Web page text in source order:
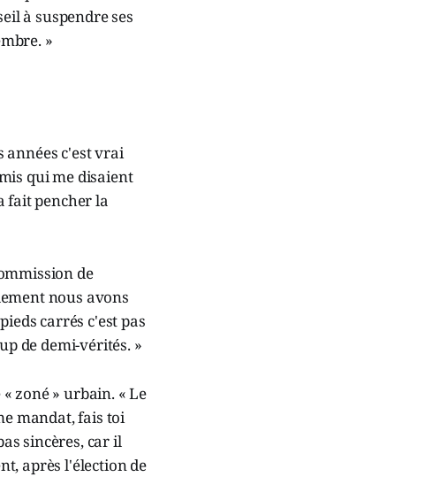
à suspendre ses
»
années c'est vrai
qui me disaient
fait pencher la
de
nous avons
carrés c'est pas
de demi-vérités. »
zoné » urbain. « Le
mandat, fais toi
sincères, car il
après l'élection de